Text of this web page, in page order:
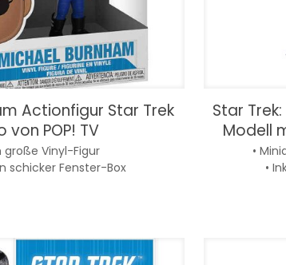
Actionfigur Star Trek
von POP! TV
große Vinyl-Figur
schicker Fenster-Box
Star
Modell
•
•